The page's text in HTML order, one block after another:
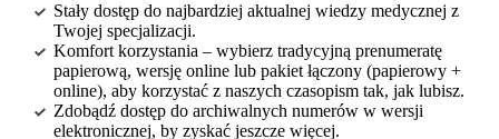
Stały dostęp do najbardziej aktualnej wiedzy medycznej z
Twojej specjalizacji.
Komfort korzystania – wybierz tradycyjną prenumeratę
papierową, wersję online lub pakiet łączony (papierowy +
online), aby korzystać z naszych czasopism tak, jak lubisz.
Zdobądź dostęp do archiwalnych numerów w wersji
elektronicznej, by zyskać jeszcze więcej.